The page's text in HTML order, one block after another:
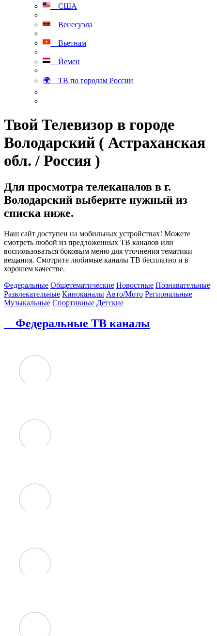
США
Венесуэла
Вьетнам
Йемен
🌍 ТВ по городам России
Твой Телевизор в городе
Володарский ( Астраханская
обл. / Россия )
Для просмотра телеканалов в г.
Володарский выберите нужный из
списка ниже.
Наш сайт доступен на мобильных устройствах! Можете
смотреть любой из предложенных ТВ каналов или
воспользоваться боковым меню для уточнения тематики
вещания. Смотрите любимые каналы ТВ бесплатно и в
хорошем качестве.
Федеральные Общетематические Новостные Познавательные
Развлекательные Киноканалы Авто/Мото Региональные
Музыкальные Спортивные Детские
Федеральные ТВ каналы